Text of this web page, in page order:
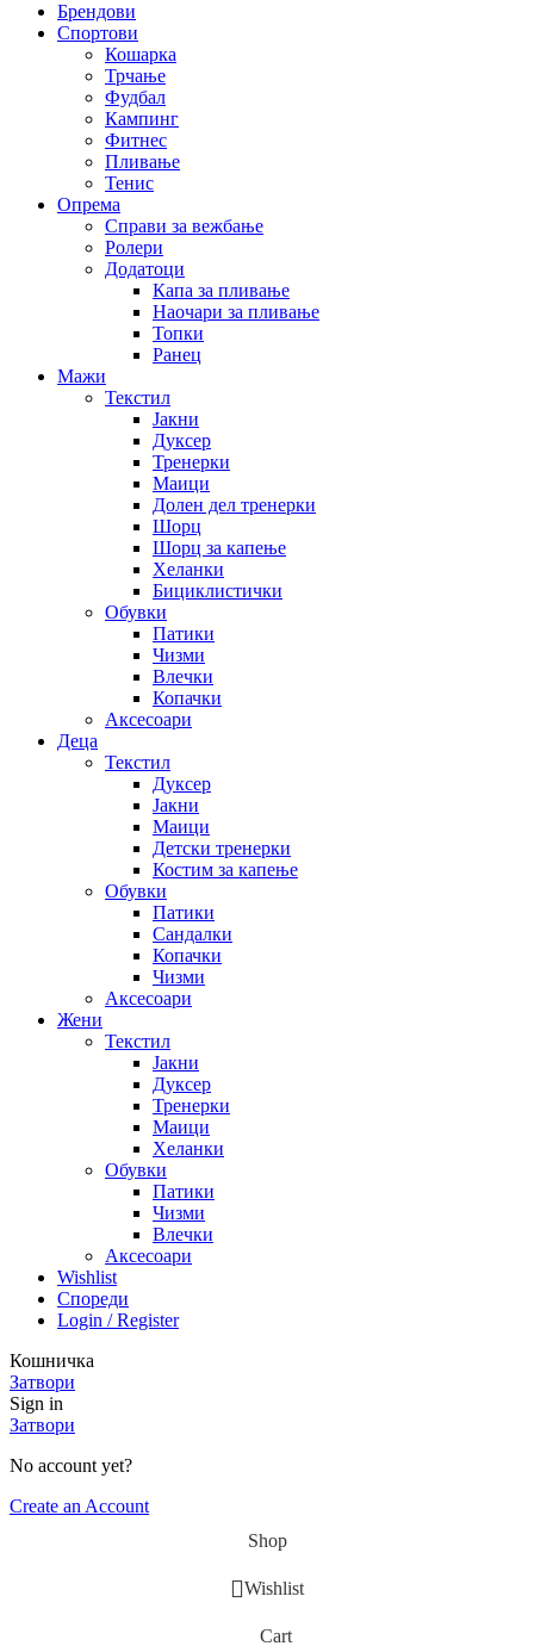
Брендови
Спортови
Кошарка
Трчање
Фудбал
Кампинг
Фитнес
Пливање
Тенис
Опрема
Справи за вежбање
Ролери
Додатоци
Капа за пливање
Наочари за пливање
Топки
Ранец
Мажи
Текстил
Јакни
Дуксер
Тренерки
Маици
Долен дел тренерки
Шорц
Шорц за капење
Хеланки
Бициклистички
Обувки
Патики
Чизми
Влечки
Копачки
Аксесоари
Деца
Текстил
Дуксер
Јакни
Маици
Детски тренерки
Костим за капење
Обувки
Патики
Сандалки
Копачки
Чизми
Аксесоари
Жени
Текстил
Јакни
Дуксер
Тренерки
Маици
Хеланки
Обувки
Патики
Чизми
Влечки
Аксесоари
Wishlist
Спореди
Login / Register
Кошничка
Затвори
Sign in
Затвори
No account yet?
Create an Account
Shop
Wishlist
Cart